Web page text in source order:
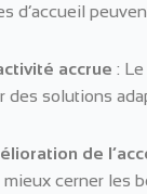
d’accueil
accrue :
des solutions
de
cerner les